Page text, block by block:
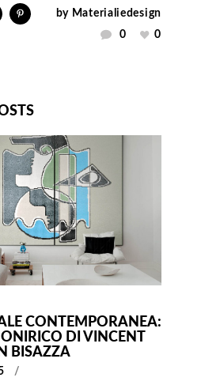
by Materialiedesign
0
0
CONTEMPORANEA:
ONIRICO DI VINCENT
BISAZZA